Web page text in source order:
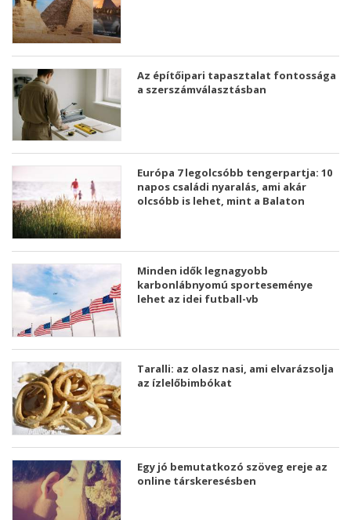
Az építőipari tapasztalat fontossága
a szerszámválasztásban
Európa 7 legolcsóbb tengerpartja: 10
napos családi nyaralás, ami akár
olcsóbb is lehet, mint a Balaton
Minden idők legnagyobb
karbonlábnyomú sporteseménye
lehet az idei futball-vb
Taralli: az olasz nasi, ami elvarázsolja
az ízlelőbimbókat
Egy jó bemutatkozó szöveg ereje az
online társkeresésben